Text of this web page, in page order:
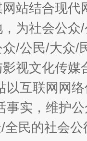
站结合现
为社会公
/公民/大众/
视文化传
以互联网网
事实，维护
民的社会公